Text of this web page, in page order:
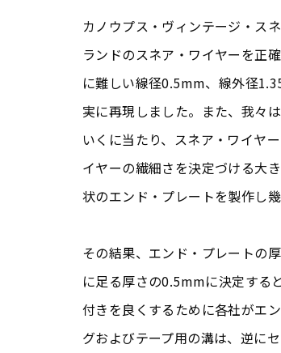
カノウプス・ヴィンテージ・ス
ランドのスネア・ワイヤーを正
に難しい線径0.5mm、線外径
実に再現しました。また、我々
いくに当たり、スネア・ワイヤ
イヤーの繊細さを決定づける大
状のエンド・プレートを製作し
その結果、エンド・プレートの
に足る厚さの0.5mmに決定する
付きを良くするために各社がエ
グおよびテープ用の溝は、逆に